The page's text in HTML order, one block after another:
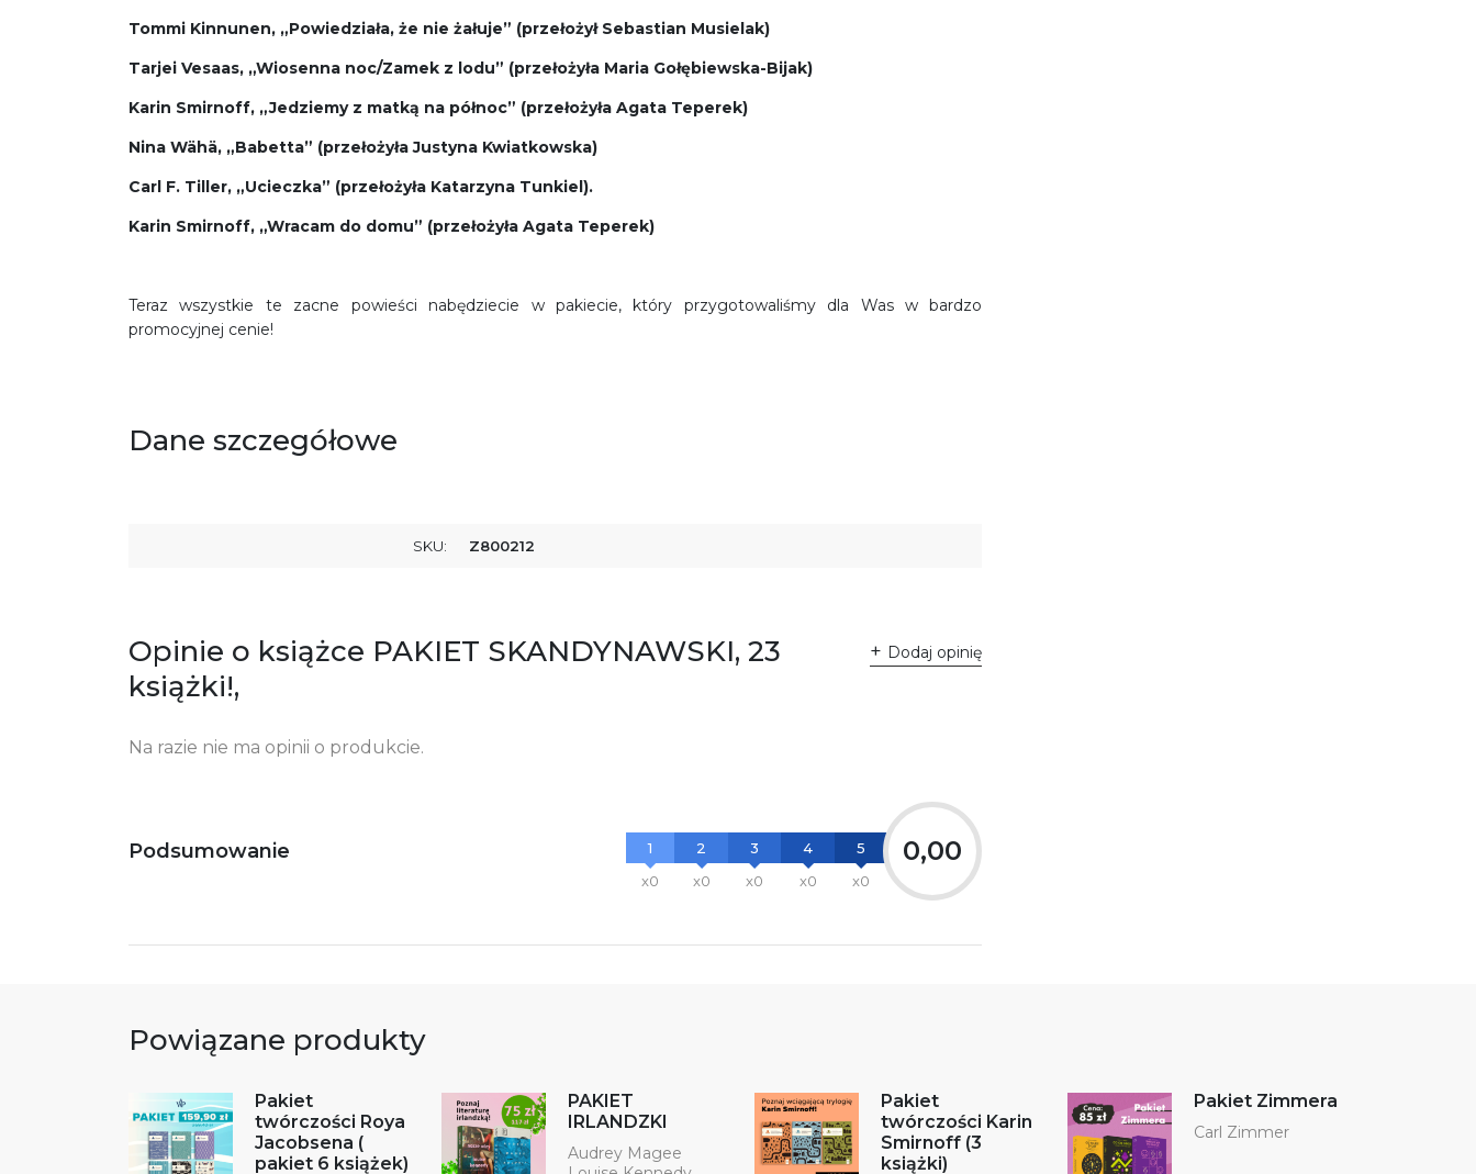
Tommi Kinnunen, „Powiedziała, że nie żałuje” (przełożył Sebastian Musielak)
Tarjei Vesaas, „Wiosenna noc/Zamek z lodu” (przełożyła Maria Gołębiewska-Bijak)
Karin Smirnoff, „Jedziemy z matką na północ” (przełożyła Agata Teperek)
Nina Wähä, „Babetta” (przełożyła Justyna Kwiatkowska)
Carl F. Tiller, „Ucieczka” (przełożyła Katarzyna Tunkiel).
Karin Smirnoff, „Wracam do domu” (przełożyła Agata Teperek)
Teraz wszystkie te zacne powieści nabędziecie w pakiecie, który przygotowaliśmy dla Was w bardzo
promocyjnej cenie!
Dane szczegółowe
SKU: Z800212
Opinie o książce PAKIET SKANDYNAWSKI, 23
książki!,
Dodaj opinię
Na razie nie ma opinii o produkcie.
Podsumowanie
1
x0
2
x0
3
x0
4
x0
5
x0
0,00
Powiązane produkty
Pakiet
twórczości Roya
Jacobsena (
pakiet 6 książek)
PAKIET
IRLANDZKI
Audrey Magee
Pakiet
twórczości Karin
Smirnoff (3
książki)
Pakiet Zimmera
Carl Zimmer